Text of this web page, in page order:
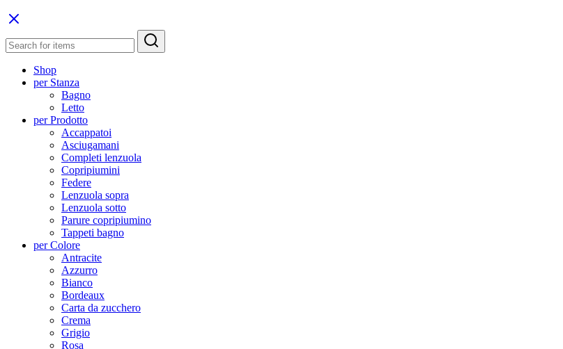
Shop
per Stanza
Bagno
Letto
per Prodotto
Accappatoi
Asciugamani
Completi lenzuola
Copripiumini
Federe
Lenzuola sopra
Lenzuola sotto
Parure copripiumino
Tappeti bagno
per Colore
Antracite
Azzurro
Bianco
Bordeaux
Carta da zucchero
Crema
Grigio
Rosa